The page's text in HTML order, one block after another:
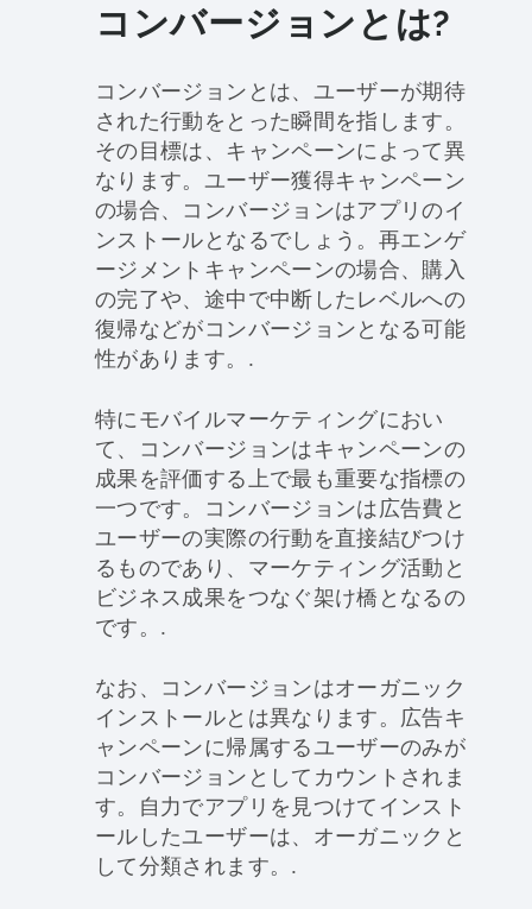
コンバージョンとは?
コンバージョンとは、ユーザーが期待
された行動をとった瞬間を指します。
その目標は、キャンペーンによって異
なります。ユーザー獲得キャンペーン
の場合、コンバージョンはアプリのイ
ンストールとなるでしょう。再エンゲ
ージメントキャンペーンの場合、購入
の完了や、途中で中断したレベルへの
復帰などがコンバージョンとなる可能
性があります。.
特にモバイルマーケティングにおい
て、コンバージョンはキャンペーンの
成果を評価する上で最も重要な指標の
一つです。コンバージョンは広告費と
ユーザーの実際の行動を直接結びつけ
るものであり、マーケティング活動と
ビジネス成果をつなぐ架け橋となるの
です。.
なお、コンバージョンはオーガニック
インストールとは異なります。広告キ
ャンペーンに帰属するユーザーのみが
コンバージョンとしてカウントされま
す。自力でアプリを見つけてインスト
ールしたユーザーは、オーガニックと
して分類されます。.